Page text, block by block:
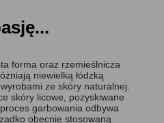
forma oraz rzemieślnicza
niewielką łódzką
ze skóry naturalnej.
skóry licowe, pozyskiwane
garbowania odbywa
obecnie stosowaną